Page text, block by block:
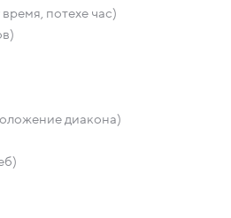
потехе час)
диакона)